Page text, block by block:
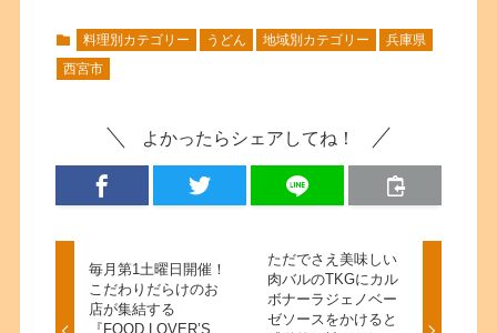
料理別カテゴリー うどん 地域別カテゴリー
兵庫県
西宮市
よかったらシェアしてね！
毎月第1土曜日開催！
こだわりだらけのお
店が集結する
『FOOD LOVER’S
ただでさえ美味しい
肉バルのTKGにカル
ボナーラジェノベー
ゼソースをかけると